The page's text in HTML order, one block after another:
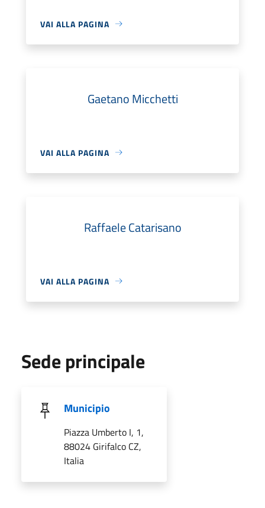
VAI ALLA PAGINA
Gaetano Micchetti
VAI ALLA PAGINA
Raffaele Catarisano
VAI ALLA PAGINA
Sede principale
Municipio
Piazza Umberto I, 1,
88024 Girifalco CZ,
Italia